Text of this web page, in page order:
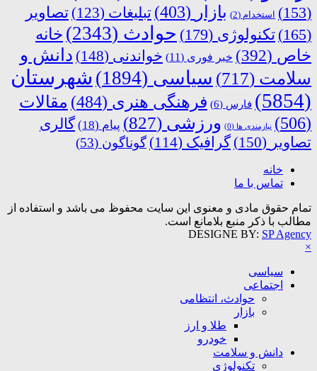
(153)
استخدام (2) بازار (403) تبلیغات (123)
تصاویر
(165)
تکنولوژی (179) حوادث (2343)
خانه
خاص (392) خبر فوری (11) خواندنی (148)
دانش و
سلامت (717) سیاسی (1894)
شهرستان
(5854)
فارس (6) فرهنگی هنری (484)
مقالات
(506)
نیازمندی ها (0) ورزشی (827) پیام (18)
گالری
تصاویر (150) گرافیک (114) گوناگون (53)
خانه
تماس با ما
تمام حقوق مادی و معنوی این سایت محفوظ می باشد و استفاده از
مطالب با ذکر منبع بلامانع است.
DESIGNE BY: SP Agency
×
سیاسی
اجتماعی
حوادث، انتظامی
بازار
طلا و ارز
خودرو
دانش و سلامت
تکنولوژی